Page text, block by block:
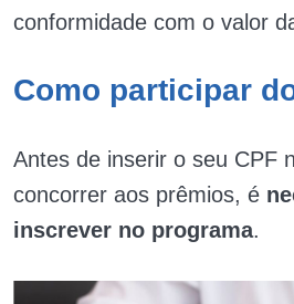
conformidade com o valor
Como participar
Antes de inserir o seu CPF
concorrer aos prêmios, é
inscrever no programa.